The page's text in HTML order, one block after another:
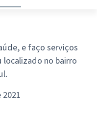
e faço serviços
localizado no bairro